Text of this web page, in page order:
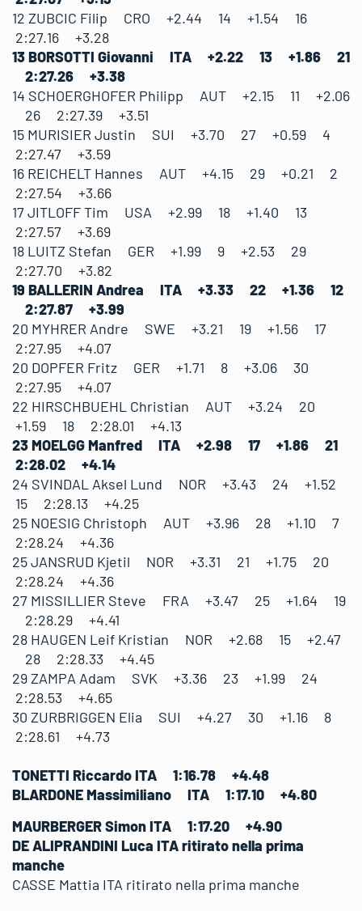
12 ZUBCIC Filip CRO +2.44 14 +1.54 16
2:27.16 +3.28
13 BORSOTTI Giovanni ITA +2.22 13 +1.86 21
2:27.26 +3.38
14 SCHOERGHOFER Philipp AUT +2.15 11 +2.06
26 2:27.39 +3.51
15 MURISIER Justin SUI +3.70 27 +0.59 4
2:27.47 +3.59
16 REICHELT Hannes AUT +4.15 29 +0.21 2
2:27.54 +3.66
17 JITLOFF Tim USA +2.99 18 +1.40 13
2:27.57 +3.69
18 LUITZ Stefan GER +1.99 9 +2.53 29
2:27.70 +3.82
19 BALLERIN Andrea ITA +3.33 22 +1.36 12
2:27.87 +3.99
20 MYHRER Andre SWE +3.21 19 +1.56 17
2:27.95 +4.07
20 DOPFER Fritz GER +1.71 8 +3.06 30
2:27.95 +4.07
22 HIRSCHBUEHL Christian AUT +3.24 20
+1.59 18 2:28.01 +4.13
23 MOELGG Manfred ITA +2.98 17 +1.86 21
2:28.02 +4.14
24 SVINDAL Aksel Lund NOR +3.43 24 +1.52
15 2:28.13 +4.25
25 NOESIG Christoph AUT +3.96 28 +1.10 7
2:28.24 +4.36
25 JANSRUD Kjetil NOR +3.31 21 +1.75 20
2:28.24 +4.36
27 MISSILLIER Steve FRA +3.47 25 +1.64 19
2:28.29 +4.41
28 HAUGEN Leif Kristian NOR +2.68 15 +2.47
28 2:28.33 +4.45
29 ZAMPA Adam SVK +3.36 23 +1.99 24
2:28.53 +4.65
30 ZURBRIGGEN Elia SUI +4.27 30 +1.16 8
2:28.61 +4.73
TONETTI Riccardo ITA 1:16.78 +4.48
BLARDONE Massimiliano ITA 1:17.10 +4.80
MAURBERGER Simon ITA 1:17.20 +4.90
DE ALIPRANDINI Luca ITA ritirato nella prima
manche
CASSE Mattia ITA ritirato nella prima manche